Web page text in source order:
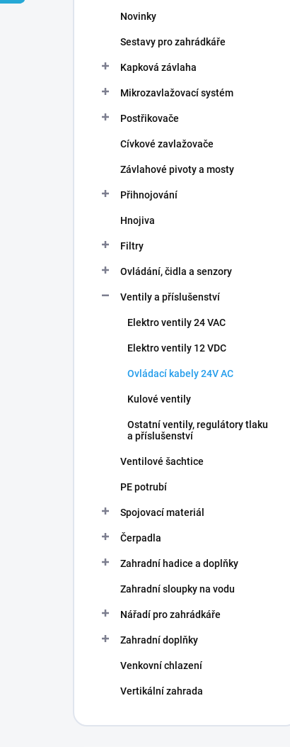
Novinky
Sestavy pro zahrádkáře
Kapková závlaha
Mikrozavlažovací systém
Postřikovače
Cívkové zavlažovače
Závlahové pivoty a mosty
Přihnojování
Hnojiva
Filtry
Ovládání, čidla a senzory
Ventily a příslušenství
Elektro ventily 24 VAC
Elektro ventily 12 VDC
Ovládací kabely 24V AC
Kulové ventily
Ostatní ventily, regulátory tlaku
a příslušenství
Ventilové šachtice
PE potrubí
Spojovací materiál
Čerpadla
Zahradní hadice a doplňky
Zahradní sloupky na vodu
Nářadí pro zahrádkáře
Zahradní doplňky
Venkovní chlazení
Vertikální zahrada